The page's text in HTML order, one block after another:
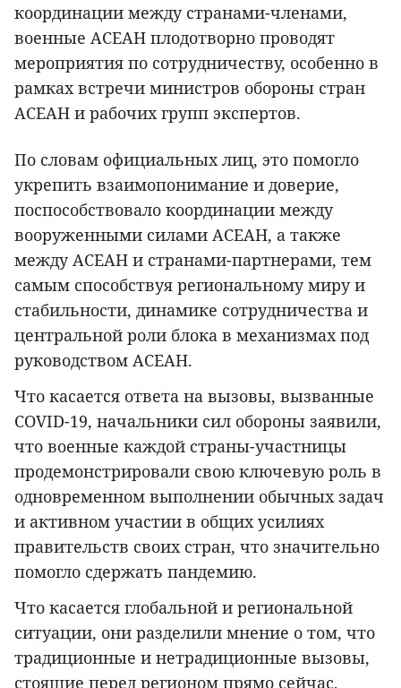
координации между странами-членами,
военные АСЕАН плодотворно проводят
мероприятия по сотрудничеству, особенно в
рамках встречи министров обороны стран
АСЕАН и рабочих групп экспертов.
По словам официальных лиц, это помогло
укрепить взаимопонимание и доверие,
поспособствовало координации между
вооруженными силами АСЕАН, а также
между АСЕАН и странами-партнерами, тем
самым способствуя региональному миру и
стабильности, динамике сотрудничества и
центральной роли блока в механизмах под
руководством АСЕАН.
Что касается ответа на вызовы, вызванные
COVID-19, начальники сил обороны заявили,
что военные каждой страны-участницы
продемонстрировали свою ключевую роль в
одновременном выполнении обычных задач
и активном участии в общих усилиях
правительств своих стран, что значительно
помогло сдержать пандемию.
Что касается глобальной и региональной
ситуации, они разделили мнение о том, что
традиционные и нетрадиционные вызовы,
стоящие перед регионом прямо сейчас,